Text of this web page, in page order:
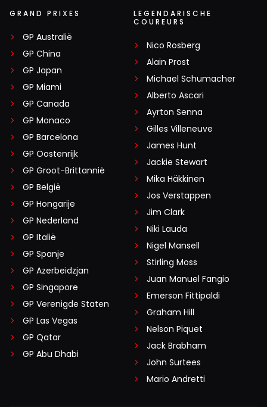
GRAND PRIXES
GP Australië
GP China
GP Japan
GP Miami
GP Canada
GP Monaco
GP Barcelona
GP Oostenrijk
GP Groot-Brittannië
GP België
GP Hongarije
GP Nederland
GP Italië
GP Spanje
GP Azerbeidzjan
GP Singapore
GP Verenigde Staten
GP Las Vegas
GP Qatar
GP Abu Dhabi
LEGENDARISCHE
COUREURS
Nico Rosberg
Alain Prost
Michael Schumacher
Alberto Ascari
Ayrton Senna
Gilles Villeneuve
James Hunt
Jackie Stewart
Mika Häkkinen
Jos Verstappen
Jim Clark
Niki Lauda
Nigel Mansell
Stirling Moss
Juan Manuel Fangio
Emerson Fittipaldi
Graham Hill
Nelson Piquet
Jack Brabham
John Surtees
Mario Andretti